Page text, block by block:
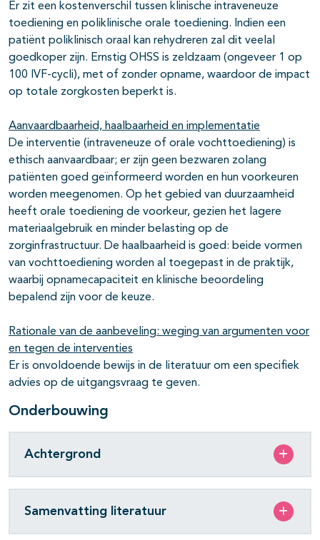
Er zit een kostenverschil tussen klinische intraveneuze
toediening en poliklinische orale toediening. Indien een
patiënt poliklinisch oraal kan rehydreren zal dit veelal
goedkoper zijn. Ernstig OHSS is zeldzaam (ongeveer 1 op
100 IVF-cycli), met of zonder opname, waardoor de impact
op totale zorgkosten beperkt is.
Aanvaardbaarheid, haalbaarheid en implementatie
De interventie (intraveneuze of orale vochttoediening) is
ethisch aanvaardbaar; er zijn geen bezwaren zolang
patiënten goed geïnformeerd worden en hun voorkeuren
worden meegenomen. Op het gebied van duurzaamheid
heeft orale toediening de voorkeur, gezien het lagere
materiaalgebruik en minder belasting op de
zorginfrastructuur. De haalbaarheid is goed: beide vormen
van vochttoediening worden al toegepast in de praktijk,
waarbij opnamecapaciteit en klinische beoordeling
bepalend zijn voor de keuze.
Rationale van de aanbeveling: weging van argumenten voor
en tegen de interventies
Er is onvoldoende bewijs in de literatuur om een specifiek
advies op de uitgangsvraag te geven.
Onderbouwing
Achtergrond
Samenvatting literatuur